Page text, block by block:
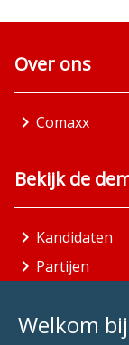
Welkom
Over ons
Comaxx
Bekijk de
Kandidaten
Partijen